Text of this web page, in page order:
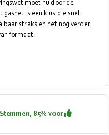
moet nu door de
is een klus die snel
straks en het nog verder
formaat.
85% voor